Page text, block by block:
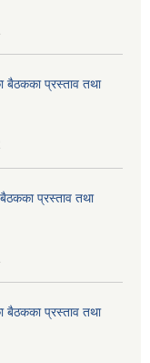
बैठकका प्रस्ताव तथा
प्रस्ताव तथा
बैठकका प्रस्ताव तथा